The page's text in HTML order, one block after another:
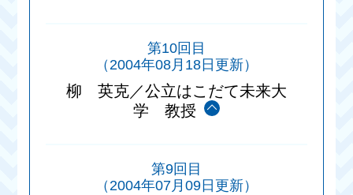
第10回目
（2004年08月18日更新）
柳 英克／公立はこだて未来大
学 教授
第9回目
（2004年07月09日更新）